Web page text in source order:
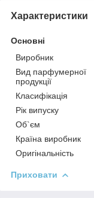
Характеристики
Основні
Виробник
Вид парфумерної
продукції
Класифікація
Рік випуску
Об`єм
Країна виробник
Оригінальність
Приховати